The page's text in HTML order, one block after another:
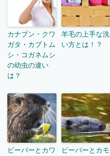
カナブン・クワ
ガタ・カブトム
シ・コガネムシ
の幼虫の違い
は？
羊毛の上手な洗
い方とは！？
ビーバーとカワ
ビーバーとカモ